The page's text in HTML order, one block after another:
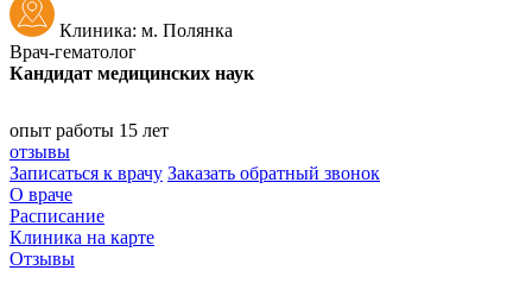
Клиника: м. Полянка
Врач-гематолог
Кандидат медицинских наук
опыт работы 15 лет
отзывы
Записаться к врачу Заказать обратный звонок
О враче
Расписание
Клиника на карте
Отзывы